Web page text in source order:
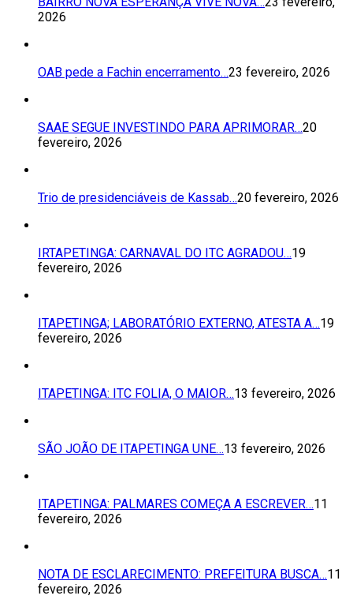
2026
OAB pede a Fachin encerramento…23 fevereiro, 2026
SAAE SEGUE INVESTINDO PARA APRIMORAR…20
fevereiro, 2026
Trio de presidenciáveis de Kassab…20 fevereiro, 2026
IRTAPETINGA: CARNAVAL DO ITC AGRADOU…19
fevereiro, 2026
ITAPETINGA; LABORATÓRIO EXTERNO, ATESTA A…19
fevereiro, 2026
ITAPETINGA: ITC FOLIA, O MAIOR…13 fevereiro, 2026
SÃO JOÃO DE ITAPETINGA UNE…13 fevereiro, 2026
ITAPETINGA: PALMARES COMEÇA A ESCREVER…11
fevereiro, 2026
NOTA DE ESCLARECIMENTO: PREFEITURA BUSCA…11
fevereiro, 2026